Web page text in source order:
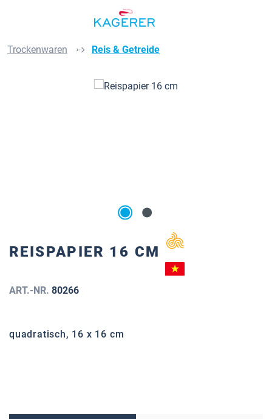
Trockenwaren Reis & Getreide
REISPAPIER 16 CM
ART.-NR. 80266
quadratisch, 16 x 16 cm